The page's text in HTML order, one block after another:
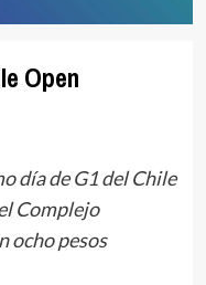
Open
día de G1 del Chile
Complejo
ocho pesos